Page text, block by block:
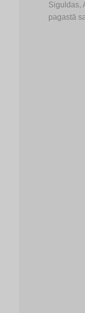
Siguldas,
pagastā